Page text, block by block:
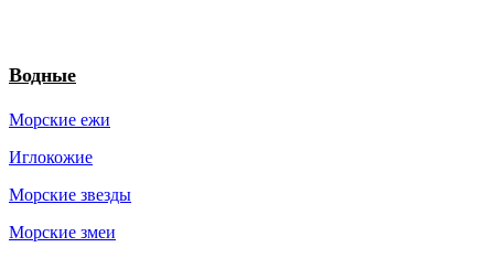
Водные
Морские ежи
Иглокожие
Морские звезды
Морские змеи